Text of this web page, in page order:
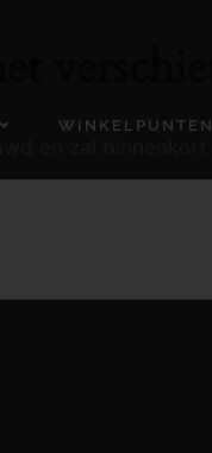
WINKELPUNTEN